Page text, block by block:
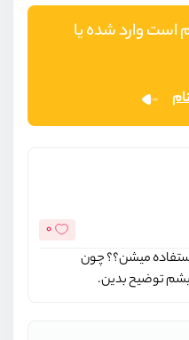
است وارد شده یا
0
میشن؟؟ چون